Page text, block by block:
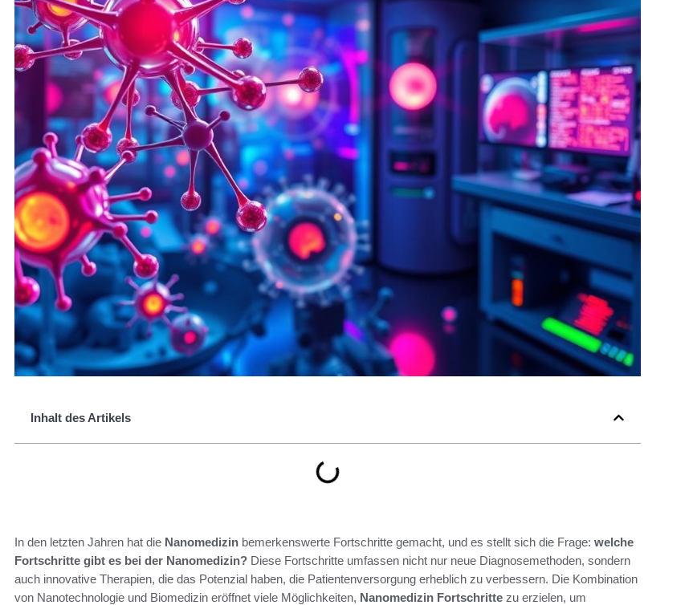
Inhalt des Artikels
In den letzten Jahren hat die Nanomedizin bemerkenswerte Fortschritte gemacht, und es stellt sich die Frage: welche
Fortschritte gibt es bei der Nanomedizin? Diese Fortschritte umfassen nicht nur neue Diagnosemethoden, sondern
auch innovative Therapien, die das Potenzial haben, die Patientenversorgung erheblich zu verbessern. Die Kombination
von Nanotechnologie und Biomedizin eröffnet viele Möglichkeiten, Nanomedizin Fortschritte zu erzielen, um